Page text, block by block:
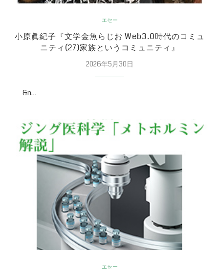
エセー
小原眞紀子『文学金魚らじお Web3.0時代のコミュ
ニティ(27)家族というコミュニティ』
2026年5月30日
&n…
エセー